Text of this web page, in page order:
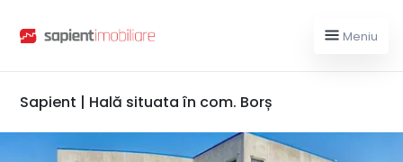
Meniu
Sapient | Hală situata în com. Borș